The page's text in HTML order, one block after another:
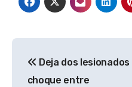
de
Deja dos lesionados
choque entre